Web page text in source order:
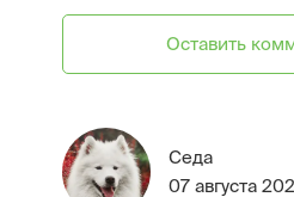
Оставить
Седа
07 августа